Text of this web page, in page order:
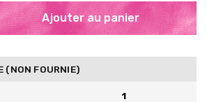
Ajouter au panier
(NON FOURNIE)
1